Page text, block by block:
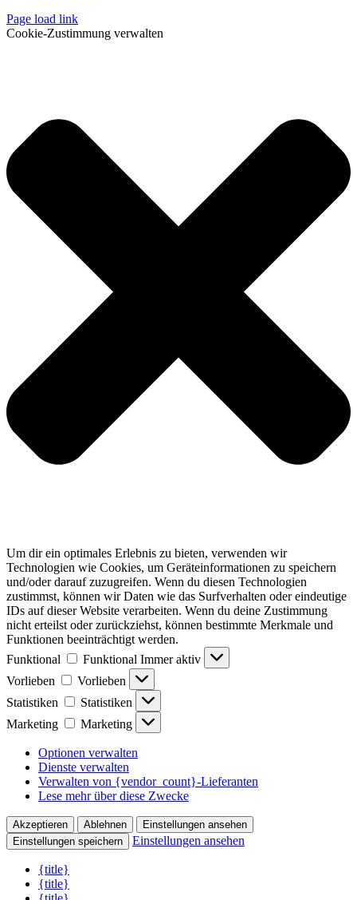
Page load link
Cookie-Zustimmung verwalten
Um dir ein optimales Erlebnis zu bieten, verwenden wir
Technologien wie Cookies, um Geräteinformationen zu speichern
und/oder darauf zuzugreifen. Wenn du diesen Technologien
zustimmst, können wir Daten wie das Surfverhalten oder eindeutige
IDs auf dieser Website verarbeiten. Wenn du deine Zustimmung
nicht erteilst oder zurückziehst, können bestimmte Merkmale und
Funktionen beeinträchtigt werden.
Funktional
Funktional Immer aktiv
Vorlieben
Vorlieben
Statistiken
Statistiken
Marketing
Marketing
Optionen verwalten
Dienste verwalten
Verwalten von {vendor_count}-Lieferanten
Lese mehr über diese Zwecke
Akzeptieren Ablehnen
Einstellungen ansehen
Einstellungen speichern
Einstellungen ansehen
{title}
{title}